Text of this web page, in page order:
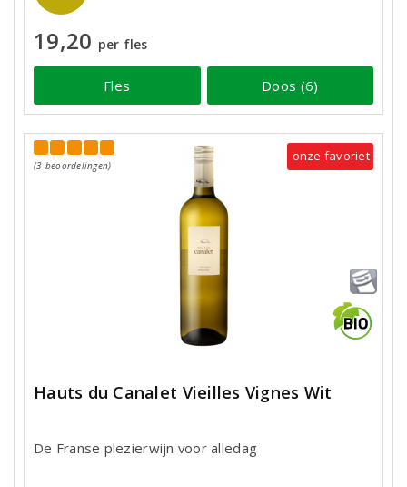
19,20 per fles
Fles Doos (6)
(3 beoordelingen)
onze favoriet
Hauts du Canalet Vieilles Vignes Wit
De Franse plezierwijn voor alledag